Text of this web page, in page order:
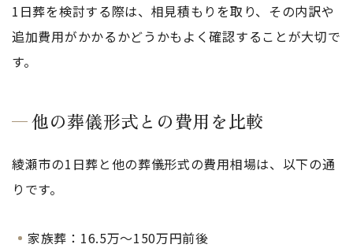
1日葬を検討する際は、相見積もりを取り、その内訳や
追加費用がかかるかどうかもよく確認することが大切で
す。
他の葬儀形式との費用を比較
綾瀬市の1日葬と他の葬儀形式の費用相場は、以下の通
りです。
家族葬：16.5万～150万円前後